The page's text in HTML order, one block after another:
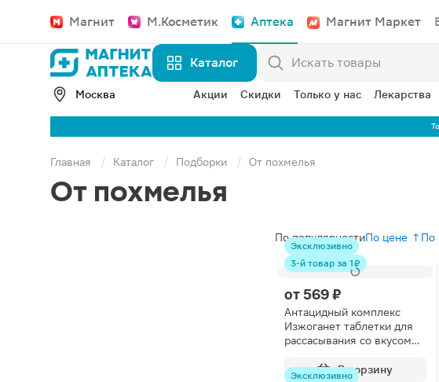
Магнит М.Косметик Аптека Магнит Маркет
Каталог
Москва Акции Скидки Только у нас Лекарства
Главная Каталог Подборки От похмелья
От похмелья
По популярностиПо цене ↑ По
Эксклюзивно
3-й товар за 1 ₽
от569 ₽
Антацидный комплекс
Изжоганет таблетки для
рассасывания со вкусом
В корзину
Эксклюзивно